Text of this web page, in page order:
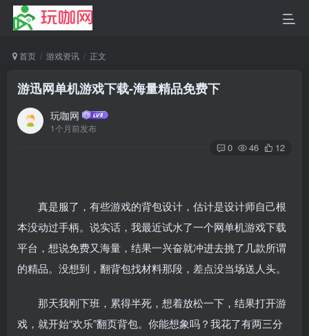
首页 游戏资讯 正文
游迅网单机游戏下载-海量精品免费下
玩咖网
1个月前发布
0 46 12
真是服了，有些游戏的背包设计，估计是设计师自己根
本没动过手柄。说实话，我最近试水了一个网单机游戏下载
平台，想说免费又海量，结果一兴奋就冲进去挑了几款所谓
的精品。没想到，翻背包找材料那段，差点没当场送人头。
那天我刚下班，累得半死，想着放松一下，结果打开游
戏，就开始“欢乐”翻页背包。你能想象吗？我花了有两三分